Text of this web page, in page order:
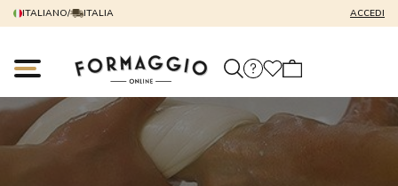
ITALIANO/ ITALIA ACCEDI